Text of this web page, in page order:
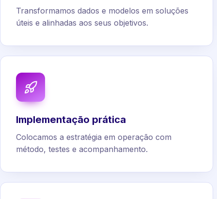
Transformamos dados e modelos em soluções
úteis e alinhadas aos seus objetivos.
Implementação prática
Colocamos a estratégia em operação com
método, testes e acompanhamento.